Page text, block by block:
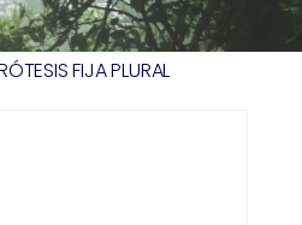
FIJA PLURAL